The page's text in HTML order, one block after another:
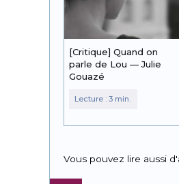
[Critique] Quand on
parle de Lou — Julie
Gouazé
Vous pouvez lire aussi